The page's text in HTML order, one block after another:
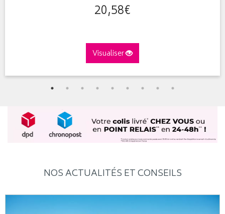
20,58€
Visualiser
NOS ACTUALITÉS ET CONSEILS